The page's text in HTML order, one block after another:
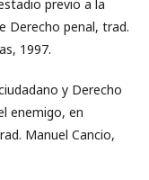
previo a la
Derecho penal, trad.
1997.
y Derecho
enemigo, en
Manuel Cancio,